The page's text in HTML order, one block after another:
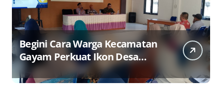
Begini Cara Warga Kecamatan
Gayam Perkuat Ikon Desa
Penggerak Ekonomi Lokal
Melalui TPID